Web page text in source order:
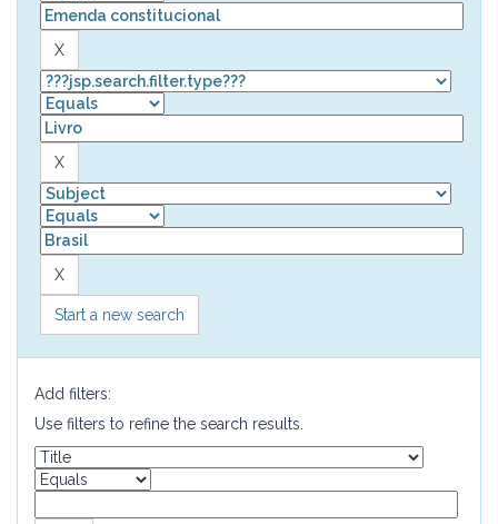
Start a new search
Add filters:
Use filters to refine the search results.